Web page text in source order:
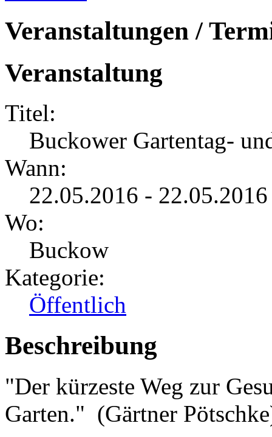
Veranstaltungen /
Veranstaltung
Titel:
Buckower Gartentag-
Wann:
22.05.2016 -
Wo:
Buckow
Kategorie:
Öffentlich
Beschreibung
"Der kürzeste Weg zur
Garten." (Gärtner